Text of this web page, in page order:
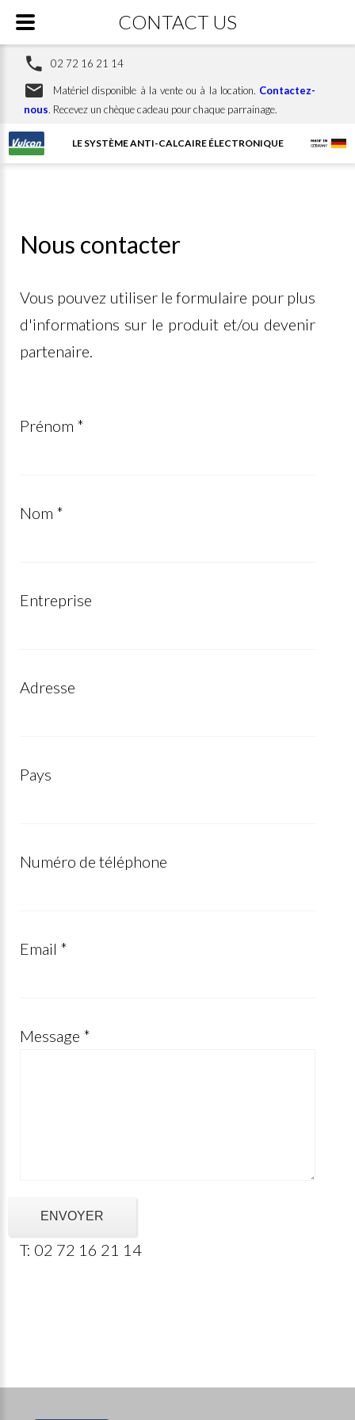
02 72 16 21 14
Matériel disponible à la vente ou à la location. Contactez-
nous. Recevez un chèque cadeau pour chaque parrainage.
LE SYSTÈME ANTI-CALCAIRE ÉLECTRONIQUE
Nous contacter
Vous pouvez utiliser le formulaire pour plus
d'informations sur le produit et/ou devenir
partenaire.
Prénom *
Nom *
Entreprise
Adresse
Pays
Numéro de téléphone
Email *
Message *
ENVOYER
T: 02 72 16 21 14
CONTACT US